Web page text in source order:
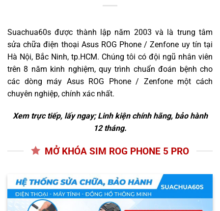
Suachua60s được thành lập năm 2003 và là trung tâm
sửa chữa điện thoại Asus ROG Phone / Zenfone uy tín tại
Hà Nội, Bắc Ninh, tp.HCM. Chúng tôi có đội ngũ nhân viên
trên 8 năm kinh nghiệm, quy trình chuẩn đoán bệnh cho
các dòng máy Asus ROG Phone / Zenfone một cách
chuyên nghiệp, chính xác nhất.
Xem trực tiếp, lấy ngay; Linh kiện chính hãng, bảo hành
12 tháng.
MỞ KHÓA SIM ROG PHONE 5 PRO